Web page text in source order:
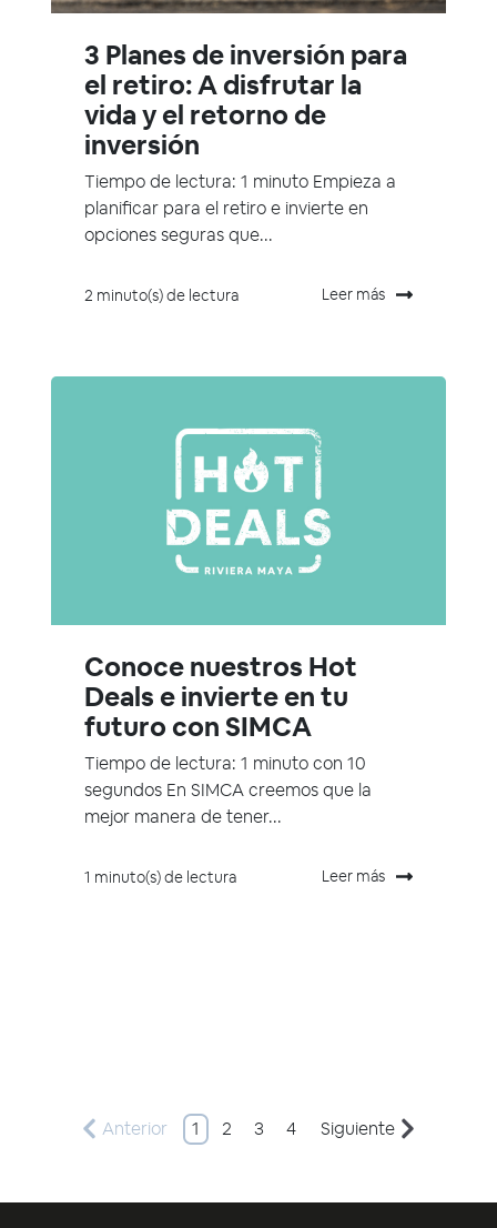
3 Planes de inversión para
el retiro: A disfrutar la
vida y el retorno de
inversión
Tiempo de lectura: 1 minuto Empieza a
planificar para el retiro e invierte en
opciones seguras que...
2 minuto(s) de lectura Leer más
Conoce nuestros Hot
Deals e invierte en tu
futuro con SIMCA
Tiempo de lectura: 1 minuto con 10
segundos En SIMCA creemos que la
mejor manera de tener...
1 minuto(s) de lectura Leer más
Anterior 1 2 3 4 Siguiente